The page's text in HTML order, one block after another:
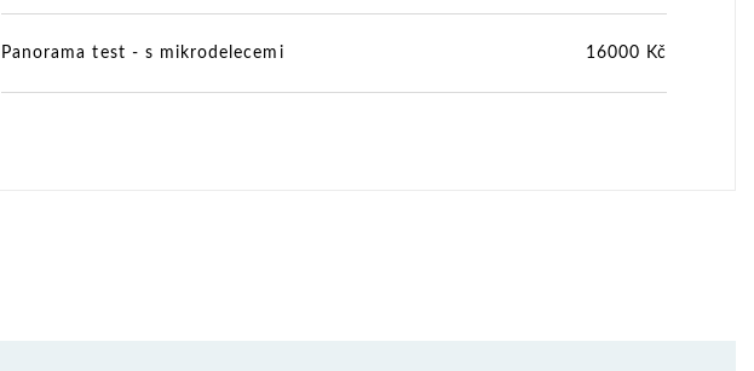
Panorama test - s mikrodelecemi 16000 Kč